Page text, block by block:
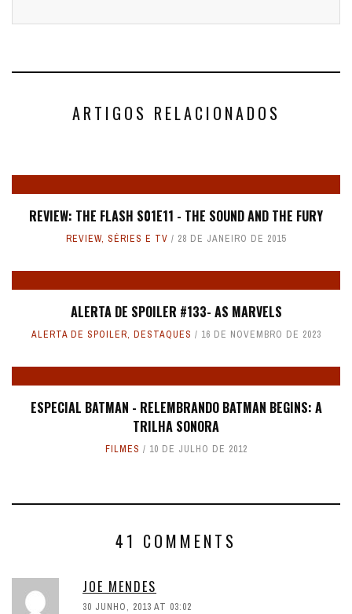
ARTIGOS RELACIONADOS
REVIEW: THE FLASH S01E11 - THE SOUND AND THE FURY
REVIEW, SÉRIES E TV 28 DE JANEIRO DE 2015
ALERTA DE SPOILER #133- AS MARVELS
ALERTA DE SPOILER, DESTAQUES 16 DE NOVEMBRO DE 2023
ESPECIAL BATMAN - RELEMBRANDO BATMAN BEGINS: A
TRILHA SONORA
FILMES 10 DE JULHO DE 2012
41 COMMENTS
JOE MENDES
30 JUNHO, 2013 AT 03:02